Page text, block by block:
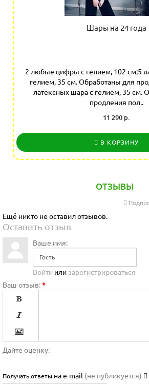
Шары на 24 года
2 любые цифры с гелием, 102 см;5
гелием, 35 см. Обработаны для
латексных шара с гелием, 35 см.
продления пол..
11 290 р.
В КОРЗИНУ
ОТЗЫВЫ
Ещё никто не оставил отзывов.
Оставить отзыв
Ваше имя:
Войти или зарегистрироваться
Ваш отзыв:*






Дайте оценку:
Получать ответы на e-mail (не публикуется)